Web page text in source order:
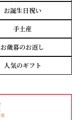
お誕生日祝い
手土産
お歳暮のお返し
人気のギフト